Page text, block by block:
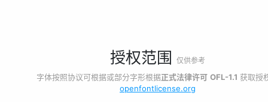
授权范围 仅供参考
字体按照协议可根据或部分字形根据正式法律许可 OFL-1.1 获取授
openfontlicense.org